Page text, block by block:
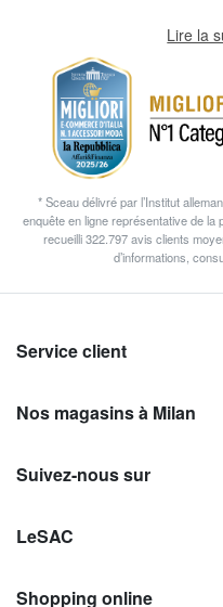
Lire la
* Sceau délivré par l’Institut
enquête en ligne représentative de la
recueilli 322.797 avis clients
d’informations,
Service client
Nos magasins à Milan
Suivez-nous sur
LeSAC
Shopping online